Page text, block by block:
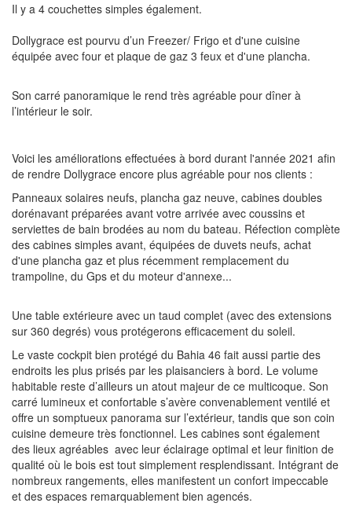
Il y a 4 couchettes simples également.
Dollygrace est pourvu d’un Freezer/ Frigo et d'une cuisine
équipée avec four et plaque de gaz 3 feux et d'une plancha.
Son carré panoramique le rend très agréable pour dîner à
l’intérieur le soir.
Voici les améliorations effectuées à bord durant l'année 2021 afin
de rendre Dollygrace encore plus agréable pour nos clients :
Panneaux solaires neufs, plancha gaz neuve, cabines doubles
dorénavant préparées avant votre arrivée avec coussins et
serviettes de bain brodées au nom du bateau. Réfection complète
des cabines simples avant, équipées de duvets neufs, achat
d'une plancha gaz et plus récemment remplacement du
trampoline, du Gps et du moteur d'annexe...
Une table extérieure avec un taud complet (avec des extensions
sur 360 degrés) vous protégerons efficacement du soleil.
Le vaste cockpit bien protégé du Bahia 46 fait aussi partie des
endroits les plus prisés par les plaisanciers à bord. Le volume
habitable reste d’ailleurs un atout majeur de ce multicoque. Son
carré lumineux et confortable s’avère convenablement ventilé et
offre un somptueux panorama sur l’extérieur, tandis que son coin
cuisine demeure très fonctionnel. Les cabines sont également
des lieux agréables avec leur éclairage optimal et leur finition de
qualité où le bois est tout simplement resplendissant. Intégrant de
nombreux rangements, elles manifestent un confort impeccable
et des espaces remarquablement bien agencés.